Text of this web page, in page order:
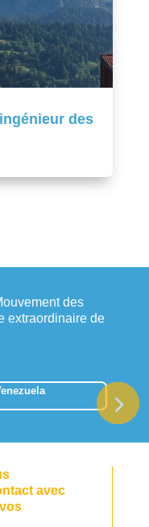
des
des
extraordinaire de
avec